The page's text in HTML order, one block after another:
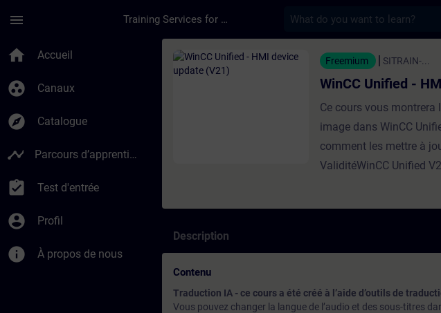
menu Training Services for Digital Industries
home Accueil
group_work Canaux
explore Catalogue
timeline Parcours d’apprentissage
assignment_turned_in Test d'entrée
account_circle Profil
info À propos de nous
Cours - WinCC Unified - HMI device
Freemium SITRAIN-...
WinCC Unified -
Ce cours vous
image dans WinCC
comment les mettre à
ValiditéWinCC Unified
Description
Contenu
Traduction IA - ce cours a été créé à l’aide d’outils de
Vous pouvez changer la langue de l’audio et des sous-titres